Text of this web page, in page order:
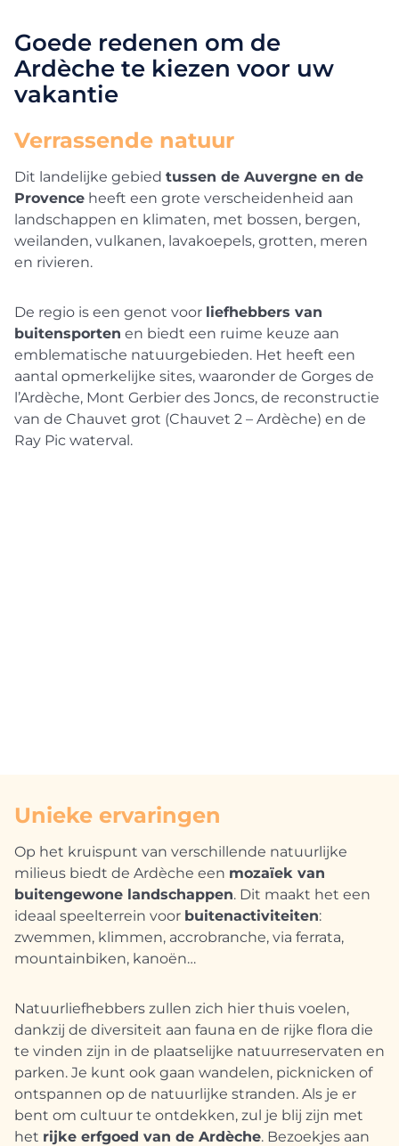
Goede redenen om de
Ardèche te kiezen voor uw
vakantie
Verrassende natuur
Dit landelijke gebied tussen de Auvergne en de
Provence heeft een grote verscheidenheid aan
landschappen en klimaten, met bossen, bergen,
weilanden, vulkanen, lavakoepels, grotten, meren
en rivieren.
De regio is een genot voor liefhebbers van
buitensporten en biedt een ruime keuze aan
emblematische natuurgebieden. Het heeft een
aantal opmerkelijke sites, waaronder de Gorges de
l’Ardèche, Mont Gerbier des Joncs, de reconstructie
van de Chauvet grot (Chauvet 2 – Ardèche) en de
Ray Pic waterval.
Unieke ervaringen
Op het kruispunt van verschillende natuurlijke
milieus biedt de Ardèche een mozaïek van
buitengewone landschappen. Dit maakt het een
ideaal speelterrein voor buitenactiviteiten:
zwemmen, klimmen, accrobranche, via ferrata,
mountainbiken, kanoën…
Natuurliefhebbers zullen zich hier thuis voelen,
dankzij de diversiteit aan fauna en de rijke flora die
te vinden zijn in de plaatselijke natuurreservaten en
parken. Je kunt ook gaan wandelen, picknicken of
ontspannen op de natuurlijke stranden. Als je er
bent om cultuur te ontdekken, zul je blij zijn met
het rijke erfgoed van de Ardèche. Bezoekjes aan